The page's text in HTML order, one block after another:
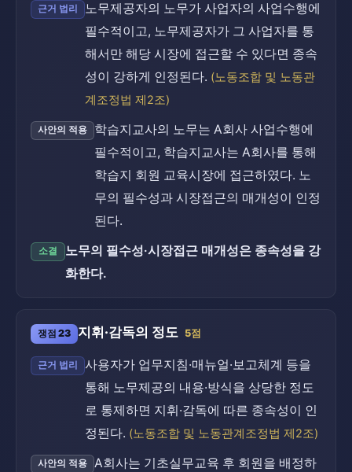
근거 법리
노무제공자의 노무가 사업자의 사업수행에
필수적이고, 노무제공자가 그 사업자를 통
해서만 해당 시장에 접근할 수 있다면 종속
성이 강하게 인정된다. (노동조합 및 노동관
계조정법 제2조)
사안의 적용
학습지교사의 노무는 A회사 사업수행에
필수적이고, 학습지교사는 A회사를 통해
학습지 회원 교육시장에 접근하였다. 노
무의 필수성과 시장접근의 매개성이 인정
된다.
소결
노무의 필수성·시장접근 매개성은 종속성을 강
화한다.
쟁점 23 지휘·감독의 정도 5점
근거 법리
사용자가 업무지침·매뉴얼·보고체계 등을
통해 노무제공의 내용·방식을 상당한 정도
로 통제하면 지휘·감독에 따른 종속성이 인
정된다. (노동조합 및 노동관계조정법 제2조)
사안의 적용
A회사는 기초실무교육 후 회원을 배정하